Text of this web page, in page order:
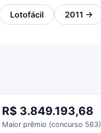
Lotofácil 2011 →
R$ 3.849.193,68
Maior prêmio (concurso 563)